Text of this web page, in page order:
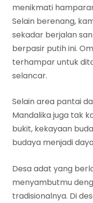
menikmati
Selain berenang,
sekadar berjalan
berpasir putih ini.
terhampar untuk
selancar.
Selain area pantai
Mandalika juga tak
bukit, kekayaan
budaya menjadi
Desa adat yang
menyambutmu
tradisionalnya. Di